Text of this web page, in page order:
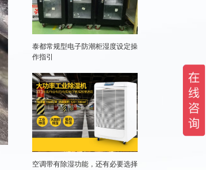
泰都常规型电子防潮柜湿度设定操
作指引
空调带有除湿功能，还有必要选择